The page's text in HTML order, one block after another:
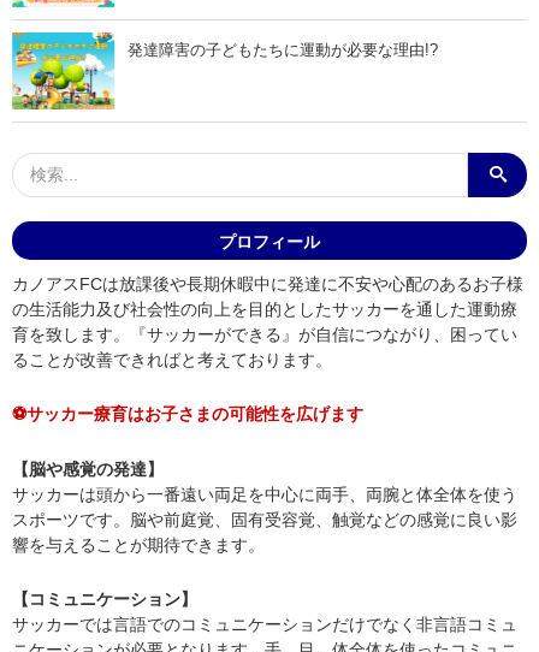
発達障害の子どもたちに運動が必要な理由!?
プロフィール
カノアスFCは放課後や長期休暇中に発達に不安や心配のあるお子様
の生活能力及び社会性の向上を目的としたサッカーを通した運動療
育を致します。『サッカーができる』が自信につながり、困ってい
ることが改善できればと考えております。
⚽サッカー療育はお子さまの可能性を広げます
【脳や感覚の発達】
サッカーは頭から一番遠い両足を中心に両手、両腕と体全体を使う
スポーツです。脳や前庭覚、固有受容覚、触覚などの感覚に良い影
響を与えることが期待できます。
【コミュニケーション】
​サッカーでは言語でのコミュニケーションだけでなく非言語コミュ